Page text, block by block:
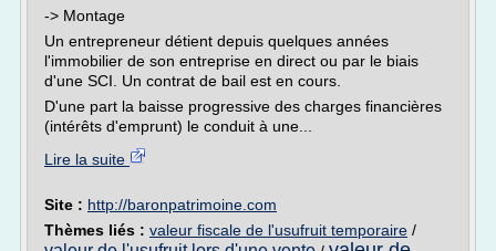
-> Montage
Un entrepreneur détient depuis quelques années
l'immobilier de son entreprise en direct ou par le biais
d'une SCI. Un contrat de bail est en cours.
D'une part la baisse progressive des charges financières
(intérêts d'emprunt) le conduit à une...
Lire la suite
Site : http://baronpatrimoine.com
Thèmes liés : valeur fiscale de l'usufruit temporaire /